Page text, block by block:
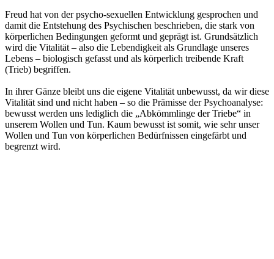
Freud hat von der psycho-sexuellen Entwicklung gesprochen und
damit die Entstehung des Psychischen beschrieben, die stark von
körperlichen Bedingungen geformt und geprägt ist. Grundsätzlich
wird die Vitalität – also die Lebendigkeit als Grundlage unseres
Lebens – biologisch gefasst und als körperlich treibende Kraft
(Trieb) begriffen.
In ihrer Gänze bleibt uns die eigene Vitalität unbewusst, da wir diese
Vitalität sind und nicht haben – so die Prämisse der Psychoanalyse:
bewusst werden uns lediglich die „Abkömmlinge der Triebe“ in
unserem Wollen und Tun. Kaum bewusst ist somit, wie sehr unser
Wollen und Tun von körperlichen Bedürfnissen eingefärbt und
begrenzt wird.